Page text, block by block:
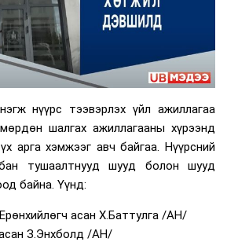
нүүрс тээвэрлэх үйл ажиллагаа
шалгах ажиллагааны хүрээнд
арга хэмжээг авч байгаа. Нүүрсний
тушаалтнууд шууд болон шууд
байна. Үүнд:
асан Х.Баттулга /АН/
З.Энхболд /АН/